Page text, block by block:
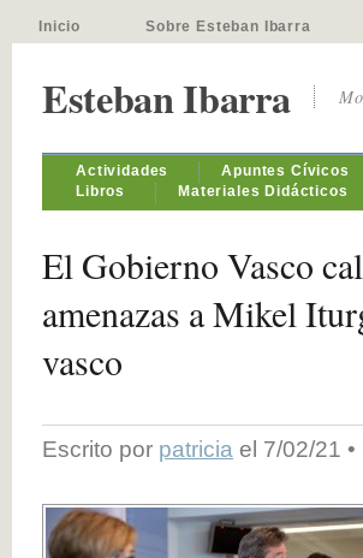
Inicio Sobre Esteban Ibarra
Esteban Ibarra
Actividades Apuntes Cívicos
Libros
Materiales Didácticos
El Gobierno Vasco
amenazas a Mikel
vasco
Escrito por patricia el 7/02/21